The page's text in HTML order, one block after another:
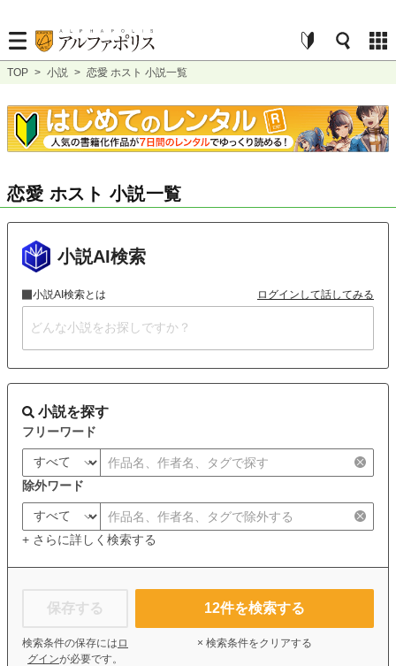
TOP > 小説 > 恋愛 ホスト 小説一覧
恋愛 ホスト 小説一覧
小説AI検索
小説AI検索とは ログインして話してみる
小説を探す
フリーワード
除外ワード
+ さらに詳しく検索する
保存する
検索条件の保存には ロ
グインが必要です。
12件を検索する
× 検索条件をクリアする